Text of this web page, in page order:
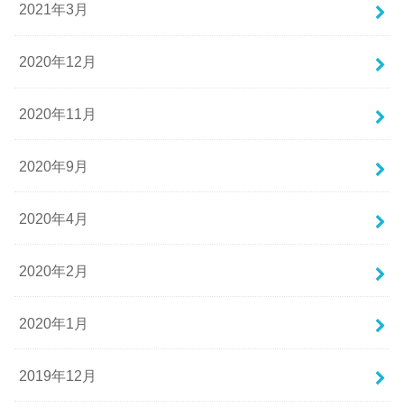
2021年3月
2020年12月
2020年11月
2020年9月
2020年4月
2020年2月
2020年1月
2019年12月